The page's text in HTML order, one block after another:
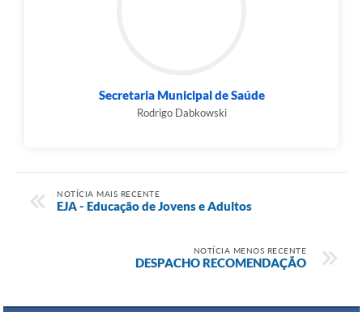
Secretaria Municipal de Saúde
Rodrigo Dabkowski
NOTÍCIA MAIS RECENTE
EJA - Educação de Jovens e Adultos
NOTÍCIA MENOS RECENTE
DESPACHO RECOMENDAÇÃO